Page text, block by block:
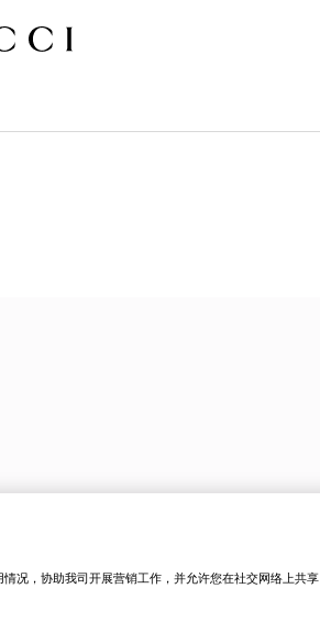
况，协助我司开展营销工作，并允许您在社交网络上共享